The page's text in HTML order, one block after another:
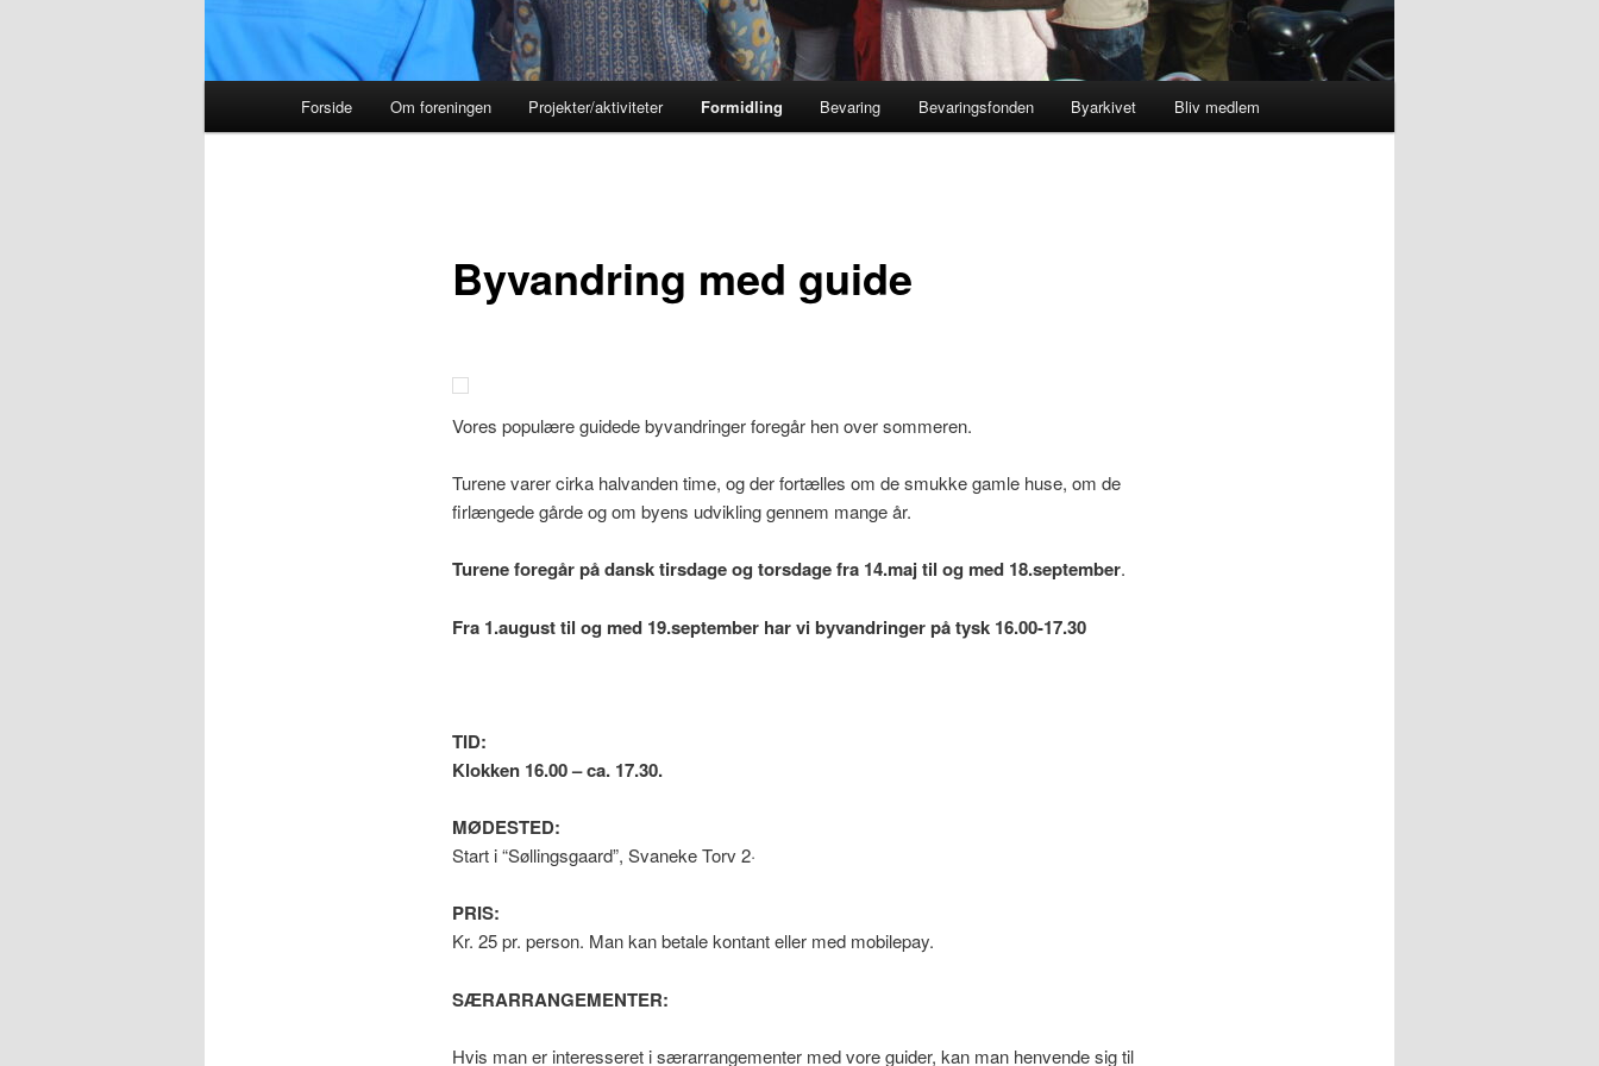
Forside Om foreningen Projekter/aktiviteter Formidling Bevaring Bevaringsfonden Byarkivet Bliv medlem
Byvandring med guide
Vores populære guidede byvandringer foregår hen over sommeren.
Turene varer cirka halvanden time, og der fortælles om de smukke gamle huse, om de
firlængede gårde og om byens udvikling gennem mange år.
Turene foregår på dansk tirsdage og torsdage fra 14.maj til og med 18.september.
Fra 1.august til og med 19.september har vi byvandringer på tysk 16.00-17.30
TID:
Klokken 16.00 – ca. 17.30.
MØDESTED:
Start i “Søllingsgaard”, Svaneke Torv 2·
PRIS:
Kr. 25 pr. person. Man kan betale kontant eller med mobilepay.
SÆRARRANGEMENTER:
Hvis man er interesseret i særarrangementer med vore guider, kan man henvende sig til